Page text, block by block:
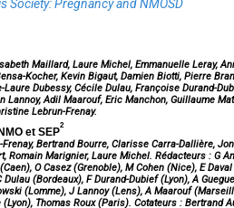
Society: Pregnancy and NMOSD
Maillard, Laure Michel, Emmanuelle Leray,
Kocher, Kevin Bigaut, Damien Biotti, Pierre
Dubessy, Cécile Dulau, Françoise Durand-
Adil Maarouf, Eric Manchon, Guillaume
Lebrun-Frenay.
et SEP
2
Frenay, Bertrand Bourre, Clarisse Carra-Dallière,
Romain Marignier, Laure Michel. Rédacteurs : G
O Casez (Grenoble), M Cohen (Nice), E
(Bordeaux), F Durand-Dubief (Lyon), A
(Lomme), J Lannoy (Lens), A Maarouf
Thomas Roux (Paris). Cotateurs : Bertrand